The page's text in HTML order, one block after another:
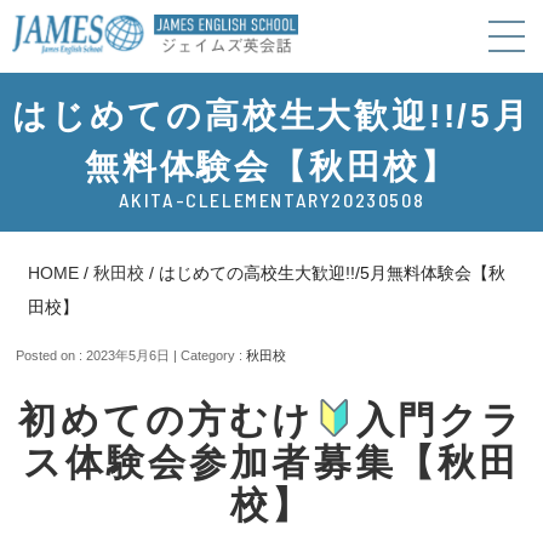
はじめての高校生大歓迎!!/5月
無料体験会【秋田校】
AKITA-CLELEMENTARY20230508
HOME /秋田校 / はじめての高校生大歓迎!!/5月無料体験会【秋
田校】
Posted on : 2023年5月6日 | Category :秋田校
初めての方むけ
入門クラ
ス体験会参加者募集【秋田
校】